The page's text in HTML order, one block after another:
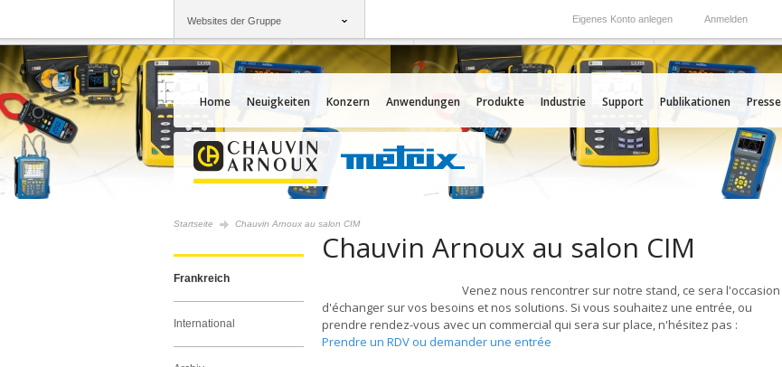
Websites der Gruppe Anmelden
Eigenes Konto anlegen
Gruppe
Chauvin Arnoux
Unternehmen
Angebote für Sie
International
Unsere Auslands-Tochtergesellschaften
Home Neuigkeiten Konzern Anwendungen Produkte Industrie Support Publikationen Presse
Startseite Chauvin Arnoux au salon CIM
Frankreich
International
Chauvin Arnoux au salon CIM
Venez nous rencontrer sur notre stand, ce sera l'occasion
d'échanger sur vos besoins et nos solutions. Si vous souhaitez une entrée, ou
prendre rendez-vous avec un commercial qui sera sur place, n'hésitez pas :
Prendre un RDV ou demander une entrée